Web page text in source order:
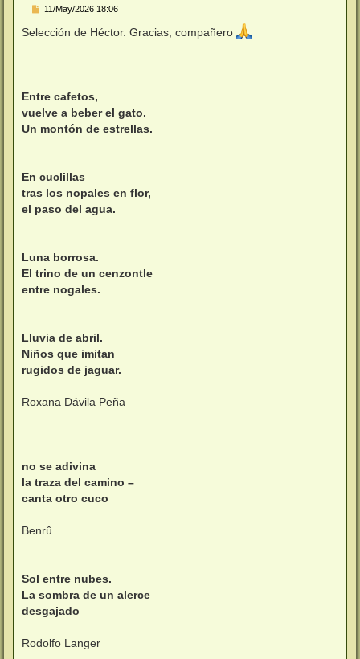
M
n
s
11/May/2026 18:06
Selección de Héctor. Gracias, compañero
Entre cafetos,
vuelve a beber el gato.
Un montón de estrellas.
En cuclillas
tras los nopales en flor,
el paso del agua.
Luna borrosa.
El trino de un cenzontle
entre nogales.
Lluvia de abril.
Niños que imitan
rugidos de jaguar.
Roxana Dávila Peña
no se adivina
la traza del camino –
canta otro cuco
Benrû
Sol entre nubes.
La sombra de un alerce
desgajado
Rodolfo Langer